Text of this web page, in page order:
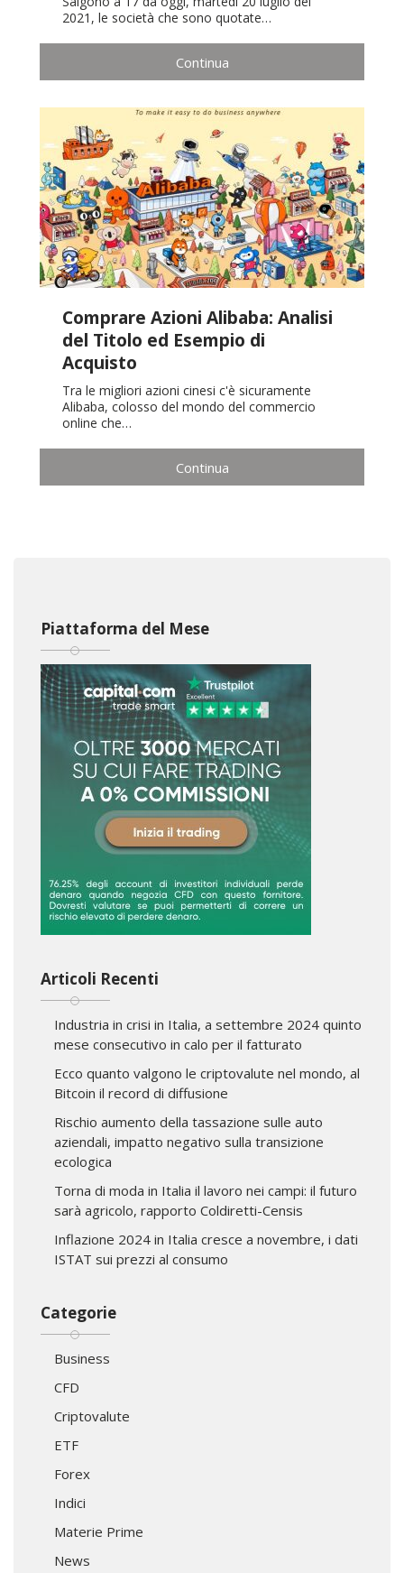
2021, le società che sono quotate…
Continua
Comprare Azioni Alibaba: Analisi
del Titolo ed Esempio di
Acquisto
Tra le migliori azioni cinesi c'è sicuramente
Alibaba, colosso del mondo del commercio
online che…
Continua
Piattaforma del Mese
Articoli Recenti
Industria in crisi in Italia, a settembre 2024 quinto
mese consecutivo in calo per il fatturato
Ecco quanto valgono le criptovalute nel mondo, al
Bitcoin il record di diffusione
Rischio aumento della tassazione sulle auto
aziendali, impatto negativo sulla transizione
ecologica
Torna di moda in Italia il lavoro nei campi: il futuro
sarà agricolo, rapporto Coldiretti-Censis
Inflazione 2024 in Italia cresce a novembre, i dati
ISTAT sui prezzi al consumo
Categorie
Business
CFD
Criptovalute
ETF
Forex
Indici
Materie Prime
News